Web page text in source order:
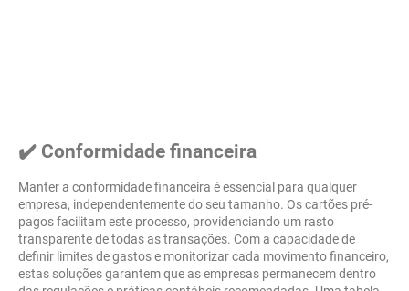
✔️ Conformidade financeira
Manter a conformidade financeira é essencial para qualquer
empresa, independentemente do seu tamanho. Os cartões pré-
pagos facilitam este processo, providenciando um rasto
transparente de todas as transações. Com a capacidade de
definir limites de gastos e monitorizar cada movimento financeiro,
estas soluções garantem que as empresas permanecem dentro